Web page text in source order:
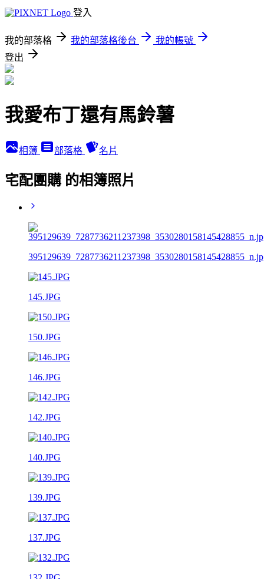
登入
我的部落格 我的部落格後台
我的帳號
登出
我愛布丁還有馬鈴薯
相簿 部落格 名片
宅配團購 的相簿照片
145.JPG
150.JPG
146.JPG
142.JPG
140.JPG
139.JPG
137.JPG